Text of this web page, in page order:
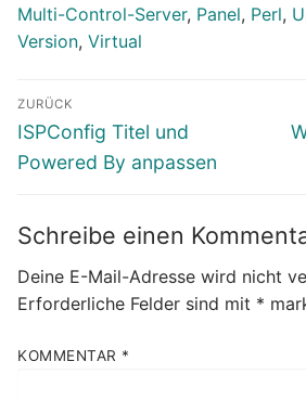
Multi-Control-Server, Panel, Perl,
Version, Virtual
Beitragsnavigation
ZURÜCK
Vorheriger
Beitrag:
ISPConfig Titel und
Powered By anpassen
Schreibe einen
Deine E-Mail-Adresse wird nicht
Erforderliche Felder sind mit *
KOMMENTAR *